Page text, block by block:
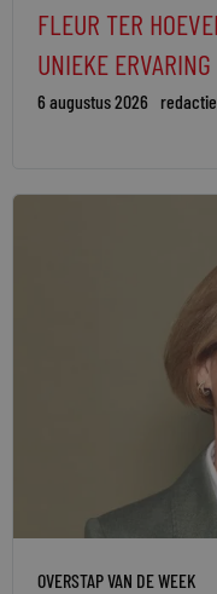
FLEUR TER
UNIEKE ERVARING
6 augustus 2026
OVERSTAP VAN DE WEEK